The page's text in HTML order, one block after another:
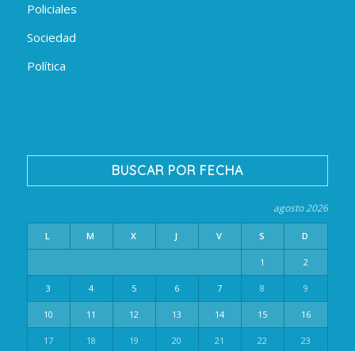
Policiales
Sociedad
Política
BUSCAR POR FECHA
agosto 2026
L M X J V S D
1 2
3 4 5 6 7 8 9
10 11 12 13 14 15 16
17 18 19 20 21 22 23